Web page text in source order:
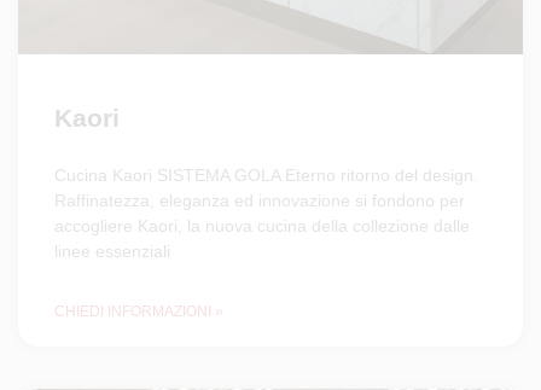
Kaori
Cucina Kaori SISTEMA GOLA Eterno ritorno del design.
Raffinatezza, eleganza ed innovazione si fondono per
accogliere Kaori, la nuova cucina della collezione dalle
linee essenziali
CHIEDI INFORMAZIONI »